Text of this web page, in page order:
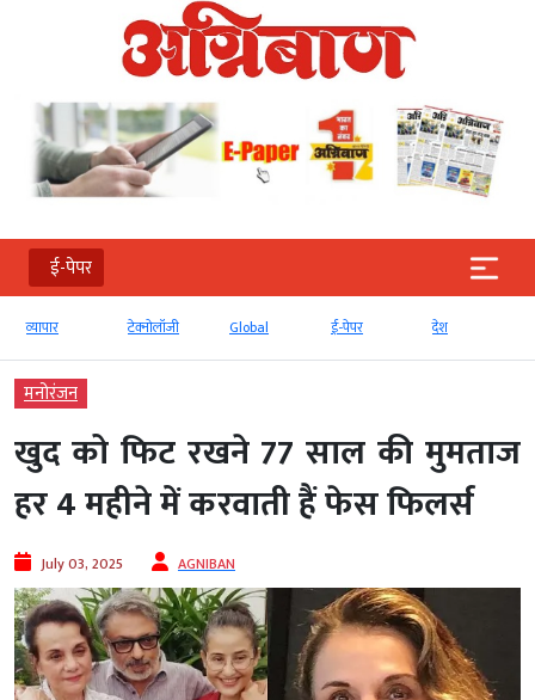
ई-पेपर
व्‍यापार टेक्‍नोलॉजी Global ई-पेपर देश
मनोरंजन
खुद को फिट रखने 77 साल की मुमताज
हर 4 महीने में करवाती हैं फेस फिलर्स
July 03, 2025 AGNIBAN